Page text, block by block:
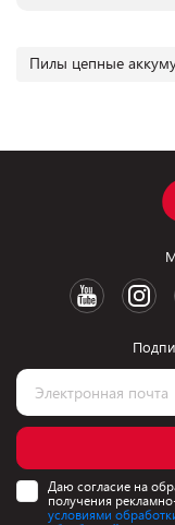
Пилы цепные
Даю согласие на
получения
условиями